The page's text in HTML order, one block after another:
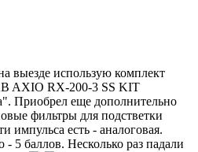
выезде использую комплект
AXIO RX-200-3 SS KIT
Приобрел еще дополнительно
фильтры для подстветки
импульса есть - аналоговая.
5 баллов. Несколько раз падали